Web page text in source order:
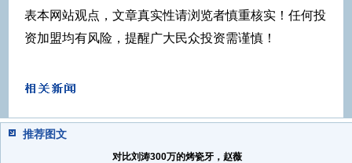
表本网站观点，文章真实性请浏览者慎重核实！任何投
资加盟均有风险，提醒广大民众投资需谨慎！
推荐图文
对比刘涛300万的烤瓷牙，赵薇